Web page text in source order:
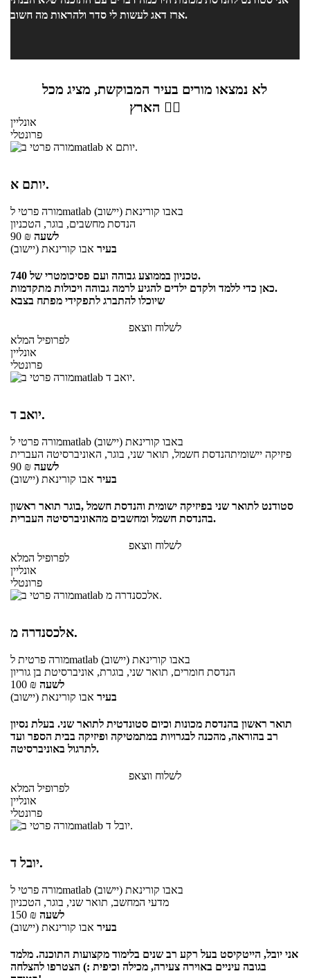
ארז דאג לעשות לי סדר ולהראות מה חשוב.
לא נמצאו מורים בעיר המבוקשת, מציג מכל
הארץ 👇🏼
אונליין
פרונטלי
יותם א.
מורה פרטילmatlab באבו קורינאת (יישוב)
הנדסת מחשבים, בוגר, הטכניון
90 ₪ לשעה
בעיר אבו קורינאת (יישוב)
טכניון בממוצע גבוהה ועם פסיכומטרי של 740.
כאן כדי ללמד ולקדם ילדים להגיע לרמה גבוהה ויכולות מתקדמות.
שיוכלו להתברג לתפקידי מפתח בצבא
לשלוח ווצאפ
לפרופיל המלא
אונליין
פרונטלי
יואב ד.
מורה פרטילmatlab באבו קורינאת (יישוב)
פיזיקה יישומיתהנדסת חשמל, תואר שני, בוגר, האוניברסיטה העברית
90 ₪ לשעה
בעיר אבו קורינאת (יישוב)
סטודנט לתואר שני בפיזיקה ישומית והנדסת חשמל ,בוגר תואר ראשון
בהנדסת חשמל ומחשבים מהאוניברסיטה העברית.
לשלוח ווצאפ
לפרופיל המלא
אונליין
פרונטלי
אלכסנדרה מ.
מורה פרטיתלmatlab באבו קורינאת (יישוב)
הנדסת חומרים, תואר שני, בוגרת, אוניברסיטת בן גוריון
100 ₪ לשעה
בעיר אבו קורינאת (יישוב)
תואר ראשון בהנדסת מכונות וכיום סטונדטית לתואר שני. בעלת נסיון
רב בהוראה, מהכנה לבגרויות במתמטיקה ופיזיקה בבית הספר ועד
לתרגול באוניברסיטה.
לשלוח ווצאפ
לפרופיל המלא
אונליין
פרונטלי
יובל ד.
מורה פרטילmatlab באבו קורינאת (יישוב)
מדעי המחשב, תואר שני, בוגר, הטכניון
150 ₪ לשעה
בעיר אבו קורינאת (יישוב)
אני יובל, הייטקיסט בעל רקע רב שנים בלימוד מקצועות התוכנה. מלמד
בגובה עיניים באוירה צעירה, מכילה וכיפית :) הצטרפו להצלחה